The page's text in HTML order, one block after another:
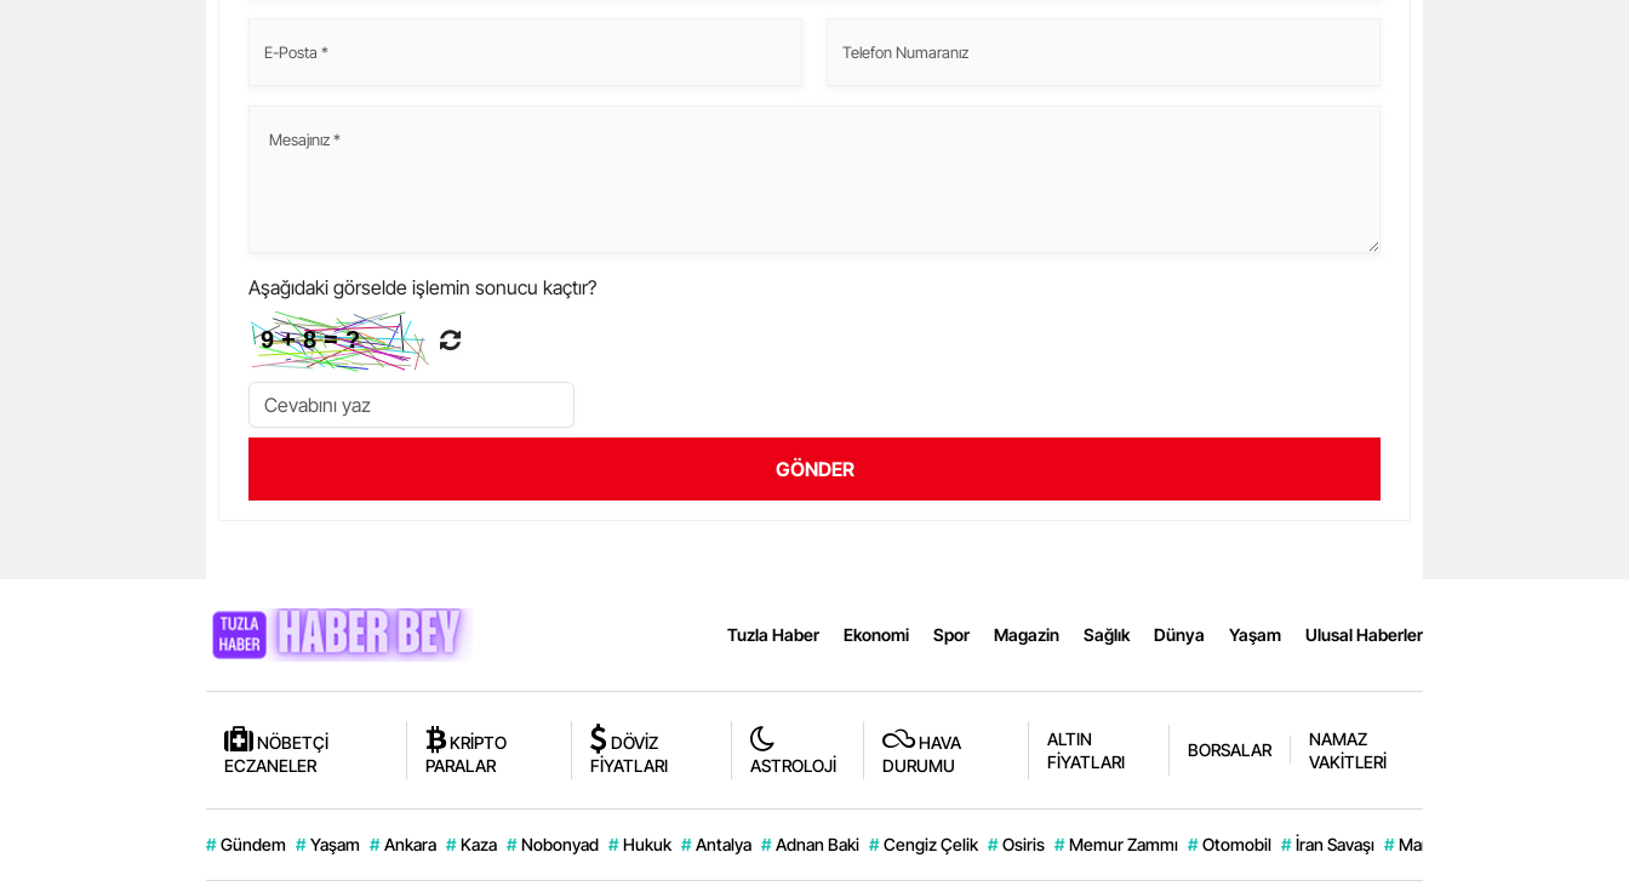
Aşağıdaki görselde işlemin sonucu kaçtır?
GÖNDER
Tuzla Haber Ekonomi Spor Magazin Sağlık Dünya Yaşam Ulusal Haberler
NÖBETÇİ
ECZANELER
KRİPTO
PARALAR
DÖVİZ
FİYATLARI
ASTROLOJİ
HAVA
DURUMU
ALTIN
FİYATLARI
BORSALAR
NAMAZ
VAKİTLERİ
# Gündem # Yaşam # Ankara # Kaza # Nobonyad # Hukuk # Antalya # Adnan Baki # Cengiz Çelik # Osiris # Memur Zammı # Otomobil # İran Savaşı # Manavgat